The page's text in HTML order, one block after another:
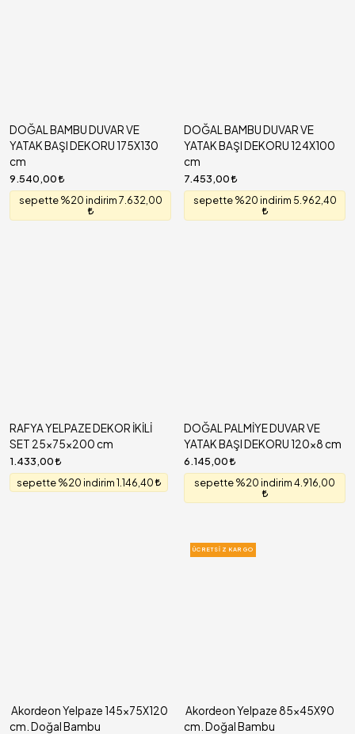
DOĞAL BAMBU DUVAR VE
YATAK BAŞI DEKORU 175X130
cm
9.540,00
sepette %20 indirim 7.632,00
DOĞAL BAMBU DUVAR VE
YATAK BAŞI DEKORU 124X100
cm
7.453,00
sepette %20 indirim 5.962,40
RAFYA YELPAZE DEKOR İKİLİ
SET 25x75x200 cm
1.433,00
sepette %20 indirim 1.146,40
DOĞAL PALMİYE DUVAR VE
YATAK BAŞI DEKORU 120x8 cm
6.145,00
sepette %20 indirim 4.916,00
Akordeon Yelpaze 145x75X120
cm. Doğal Bambu
ÜCRETSIZ KARGO
Akordeon Yelpaze 85x45X90
cm. Doğal Bambu